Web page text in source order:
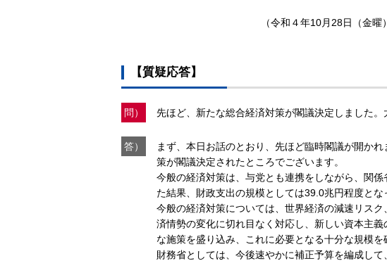
（令和４年10月28日（金曜
【質疑応答】
問） 先ほど、新たな総合経済対策が閣議決定しました。
答）
まず、本日お話のとおり、先ほど臨時閣議が開か
策が閣議決定されたところでございます。
今般の経済対策は、与党とも連携をしながら、関
た結果、財政支出の規模としては39.0兆円程度とな
今般の経済対策については、世界経済の減速リス
済情勢の変化に切れ目なく対応し、新しい資本主
な施策を盛り込み、これに必要となる十分な規模
財務省としては、今後速やかに補正予算を編成し